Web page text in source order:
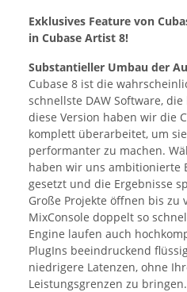
Exklusives Feature von
in Cubase Artist 8!
Substantieller Umbau der
Cubase 8 ist die
schnellste DAW Software,
diese Version haben wir die
komplett überarbeitet, um
performanter zu machen.
haben wir uns ambitionierte
gesetzt und die Ergebnisse
Große Projekte öffnen bis zu
MixConsole doppelt so
Engine laufen auch
PlugIns beeindruckend
niedrigere Latenzen, ohne
Leistungsgrenzen zu bringen.